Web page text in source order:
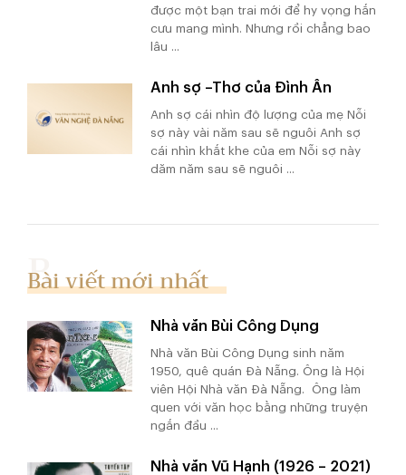
được một bạn trai mới để hy vọng hắn
cưu mang mình. Nhưng rồi chẳng bao
lâu ...
Anh sợ –Thơ của Đình Ân
Anh sợ cái nhìn độ lượng của mẹ Nỗi
sợ này vài năm sau sẽ nguôi Anh sợ
cái nhìn khắt khe của em Nỗi sợ này
dăm năm sau sẽ nguôi ...
Bài viết mới nhất
Nhà văn Bùi Công Dụng
Nhà văn Bùi Công Dụng sinh năm
1950, quê quán Đà Nẵng. Ông là Hội
viên Hội Nhà văn Đà Nẵng. Ông làm
quen với văn học bằng những truyện
ngắn đầu ...
Nhà văn Vũ Hạnh (1926 – 2021)